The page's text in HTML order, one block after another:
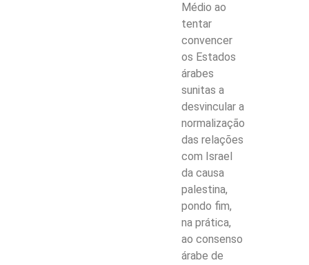
Médio ao
tentar
convencer
os Estados
árabes
sunitas a
desvincular a
normalização
das relações
com Israel
da causa
palestina,
pondo fim,
na prática,
ao consenso
árabe de